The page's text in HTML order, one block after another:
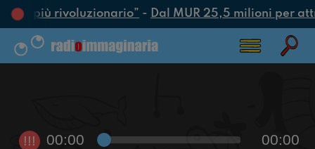
più rivoluzionario”- Dal MUR 25,5 milioni per
!!! 00:00 00:00